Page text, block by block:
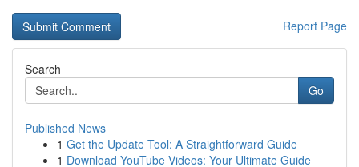
Report Page
Search
Go
Published News
1 Get the Update Tool: A Straightforward Guide
1 Download YouTube Videos: Your Ultimate Guide